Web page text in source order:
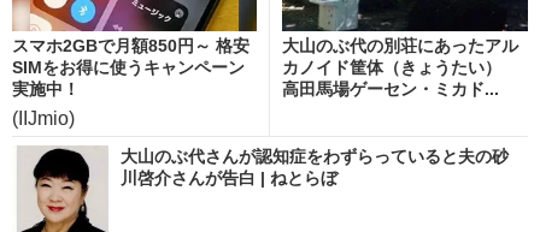
スマホ2GBで月額850円～ 格安
SIMをお得に使うキャンペーン
実施中！
(IIJmio)
大山のぶ代の別荘にあったアル
カノイド筐体（きょうたい）
高田馬場ゲーセン・ミカド...
大山のぶ代さんが認知症をわずらっていると夫の砂
川啓介さんが告白 | ねとらぼ